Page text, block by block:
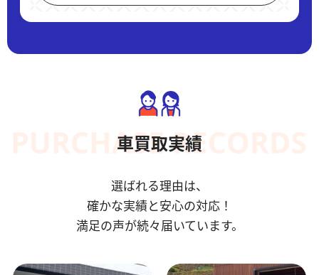
車買取実績
選ばれる理由は、
確かな実績と安心の対応！
満足の声が続々届いています。